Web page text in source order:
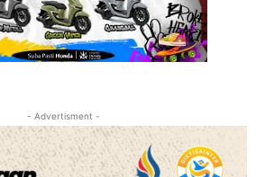
- Advertisment -